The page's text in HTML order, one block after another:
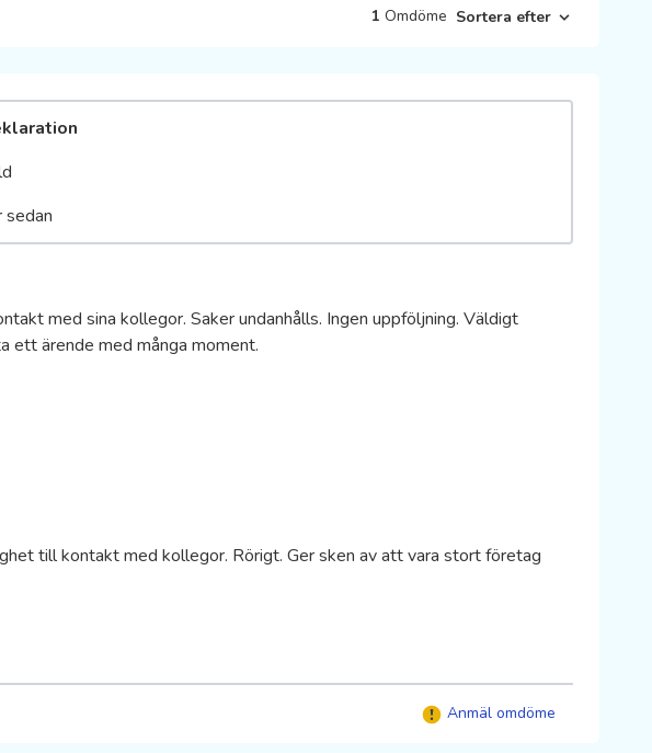
1 Omdöme Sortera efter
sedan
med sina kollegor. Saker undanhålls. Ingen uppföljning. Väldigt
ett ärende med många moment.
till kontakt med kollegor. Rörigt. Ger sken av att vara stort företag
Anmäl omdöme